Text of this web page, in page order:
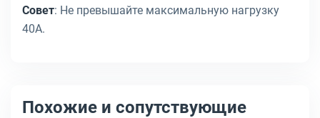
Совет: Не превышайте максимальную нагрузку
40А.
Похожие и сопутствующие